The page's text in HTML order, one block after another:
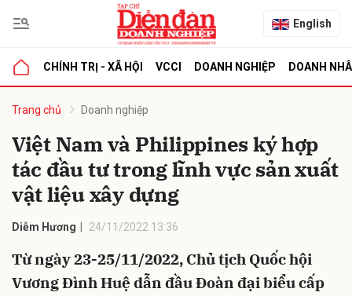
English
CHÍNH TRỊ - XÃ HỘI VCCI DOANH NGHIỆP DOANH
Trang chủ Doanh nghiệp
Việt Nam và Philippines ký hợp
tác đầu tư trong lĩnh vực sản xuất
vật liệu xây dựng
Diễm Hương 24/11/2022 13:36
Từ ngày 23-25/11/2022, Chủ tịch Quốc hội
Vương Đình Huệ dẫn đầu Đoàn đại biểu cấp
luận
Hủy